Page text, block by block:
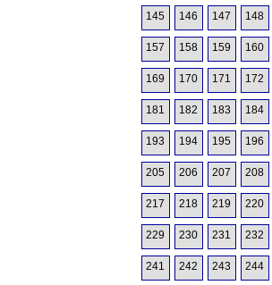
145 146 147 148
157 158 159 160
169 170 171 172
181 182 183 184
193 194 195 196
205 206 207 208
217 218 219 220
229 230 231 232
241 242 243 244